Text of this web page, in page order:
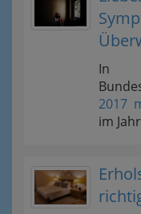
In
2017
im